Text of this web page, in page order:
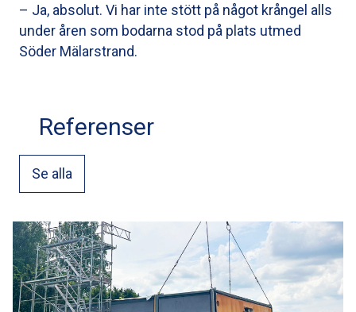
– Ja, absolut. Vi har inte stött på något krångel alls
under åren som bodarna stod på plats utmed
Söder Mälarstrand.
Referenser
Se alla